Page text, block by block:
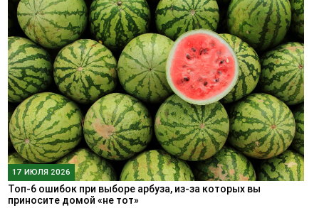
17 ИЮЛЯ 2026
Топ-6 ошибок при выборе арбуза, из-за которых вы
приносите домой «не тот»